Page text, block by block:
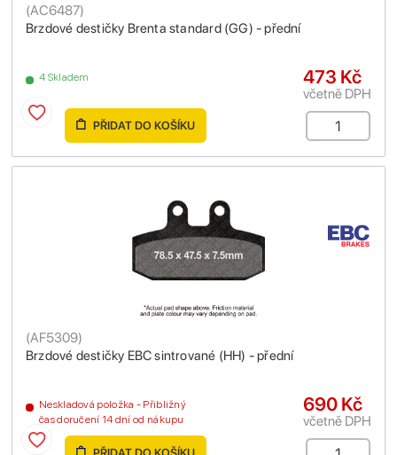
Brzdové destičky Brenta standard (GG) - přední
(AC6487)
4 Skladem 473 Kč
včetně DPH
PŘIDAT DO KOŠÍKU
Brzdové destičky EBC sintrované (HH) - přední
(AF5309)
Neskladová položka - Přibližný
čas doručení 14 dní od nákupu
690 Kč
včetně DPH